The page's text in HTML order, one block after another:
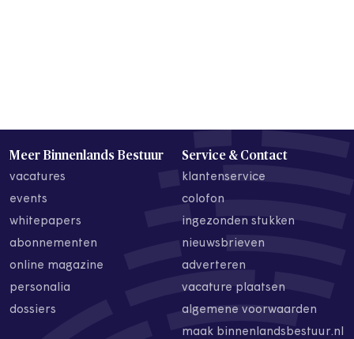
Meer Binnenlands Bestuur
vacatures
events
whitepapers
abonnementen
online magazine
personalia
dossiers
Service & Contact
klantenservice
colofon
ingezonden stukken
nieuwsbrieven
adverteren
vacature plaatsen
algemene voorwaarden
maak binnenlandsbestuur.nl